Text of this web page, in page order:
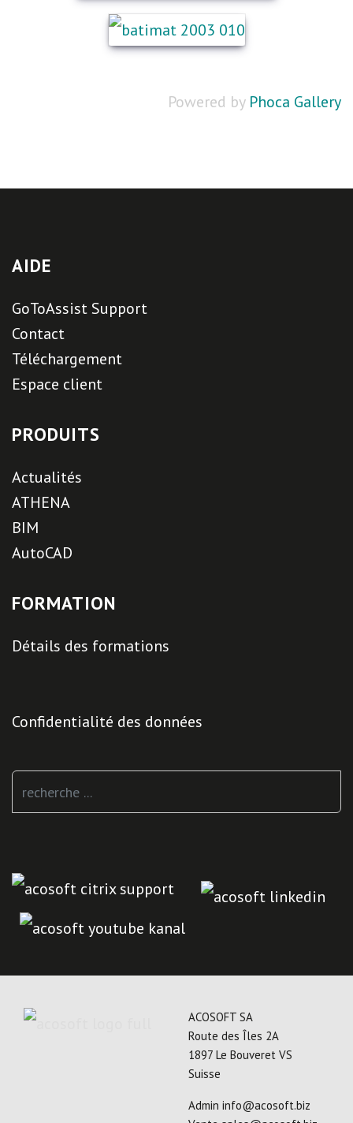
Powered by Phoca Gallery
AIDE
GoToAssist Support
Contact
Téléchargement
Espace client
PRODUITS
Actualités
ATHENA
BIM
AutoCAD
FORMATION
Détails des formations
Confidentialité des données
ACOSOFT SA
Route des Îles 2A
1897 Le Bouveret VS
Suisse
Admin info@acosoft.biz